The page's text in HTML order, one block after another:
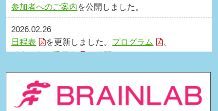
参加者へのご案内を公開しました。
2026.02.26
日程表
を更新しました。 プログラム
、
2026.02.25
市民公開講座
を公開しました。